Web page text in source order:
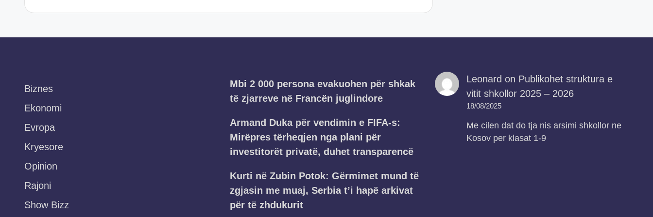
Biznes
Ekonomi
Evropa
Kryesore
Opinion
Rajoni
Show Bizz
Mbi 2 000 persona evakuohen për shkak
të zjarreve në Francën juglindore
Armand Duka për vendimin e FIFA-s:
Mirëpres tërheqjen nga plani për
investitorët privatë, duhet transparencë
Kurti në Zubin Potok: Gërmimet mund të
zgjasin me muaj, Serbia t’i hapë arkivat
për të zhdukurit
Leonard on Publikohet struktura e
vitit shkollor 2025 – 2026
18/08/2025
Me cilen dat do tja nis arsimi shkollor ne
Kosov per klasat 1-9